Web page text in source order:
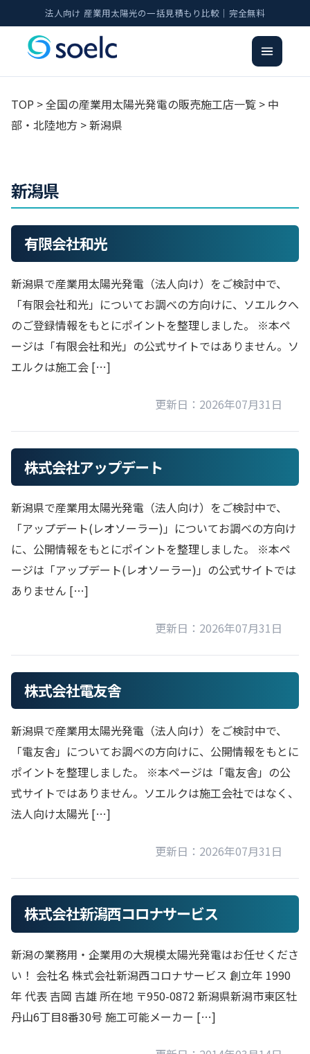
法人向け 産業用太陽光の一括見積もり比較｜完全無料
TOP >全国の産業用太陽光発電の販売施工店一覧 > 中
部・北陸地方 >新潟県
新潟県
有限会社和光
新潟県で産業用太陽光発電（法人向け）をご検討中で、
「有限会社和光」についてお調べの方向けに、ソエルクへ
のご登録情報をもとにポイントを整理しました。 ※本ペ
ージは「有限会社和光」の公式サイトではありません。ソ
エルクは施工会 […]
更新日：2026年07月31日
株式会社アップデート
新潟県で産業用太陽光発電（法人向け）をご検討中で、
「アップデート(レオソーラー)」についてお調べの方向け
に、公開情報をもとにポイントを整理しました。 ※本ペ
ージは「アップデート(レオソーラー)」の公式サイトでは
ありません […]
更新日：2026年07月31日
株式会社電友舎
新潟県で産業用太陽光発電（法人向け）をご検討中で、
「電友舎」についてお調べの方向けに、公開情報をもとに
ポイントを整理しました。 ※本ページは「電友舎」の公
式サイトではありません。ソエルクは施工会社ではなく、
法人向け太陽光 […]
更新日：2026年07月31日
株式会社新潟西コロナサービス
新潟の業務用・企業用の大規模太陽光発電はお任せくださ
い！ 会社名 株式会社新潟西コロナサービス 創立年 1990
年 代表 吉岡 吉雄 所在地 〒950-0872 新潟県新潟市東区牡
丹山6丁目8番30号 施工可能メーカー […]